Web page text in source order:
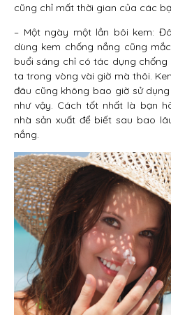
cũng chỉ mất thời gian của các
– Một ngày một lần bôi kem:
dùng kem chống nắng cũng
buổi sáng chỉ có tác dụng
ta trong vòng vài giờ mà thôi.
đâu cũng không bao giờ sử
như vậy. Cách tốt nhất là bạn
nhà sản xuất để biết sau bao
nắng.